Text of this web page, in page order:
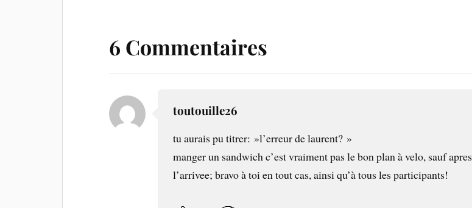
6 Commentaires
toutouille26
tu aurais pu titrer: »l’erreur de laurent? »
manger un sandwich c’est vraiment pas le bon plan à velo, sauf apres
l’arrivee; bravo à toi en tout cas, ainsi qu’à tous les participants!